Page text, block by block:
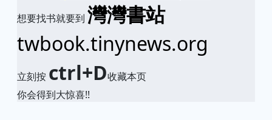
想要找书就要到 灣灣書站
twbook.tinynews.org
立刻按 ctrl+D收藏本页
你会得到大惊喜!!